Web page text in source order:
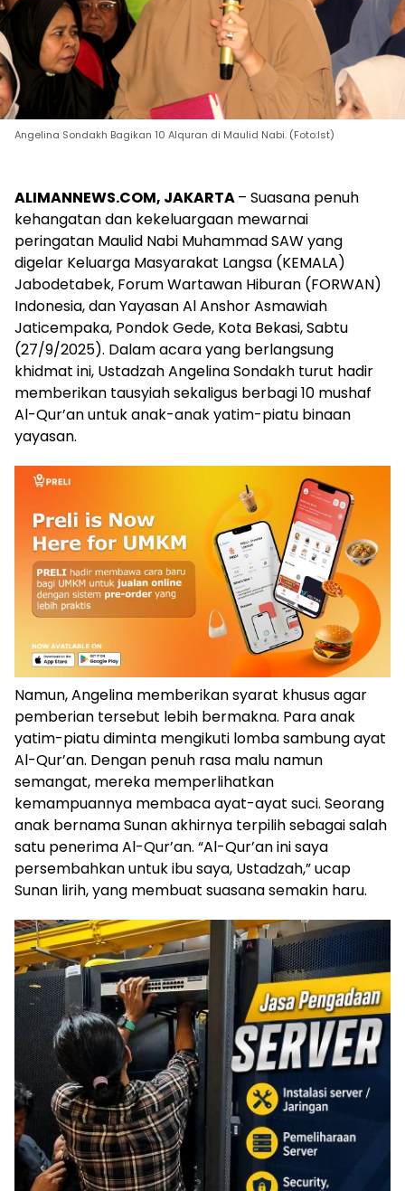
Angelina Sondakh Bagikan 10 Alquran di Maulid Nabi. (Foto:Ist)
ALIMANNEWS.COM, JAKARTA– Suasana penuh
kehangatan dan kekeluargaan mewarnai
peringatan Maulid Nabi Muhammad SAW yang
digelar Keluarga Masyarakat Langsa (KEMALA)
Jabodetabek, Forum Wartawan Hiburan (FORWAN)
Indonesia, dan Yayasan Al Anshor Asmawiah
Jaticempaka, Pondok Gede, Kota Bekasi, Sabtu
(27/9/2025). Dalam acara yang berlangsung
khidmat ini, Ustadzah Angelina Sondakh turut hadir
memberikan tausyiah sekaligus berbagi 10 mushaf
Al-Qur’an untuk anak-anak yatim-piatu binaan
yayasan.
Namun, Angelina memberikan syarat khusus agar
pemberian tersebut lebih bermakna. Para anak
yatim-piatu diminta mengikuti lomba sambung ayat
Al-Qur’an. Dengan penuh rasa malu namun
semangat, mereka memperlihatkan
kemampuannya membaca ayat-ayat suci. Seorang
anak bernama Sunan akhirnya terpilih sebagai salah
satu penerima Al-Qur’an. “Al-Qur’an ini saya
persembahkan untuk ibu saya, Ustadzah,” ucap
Sunan lirih, yang membuat suasana semakin haru.